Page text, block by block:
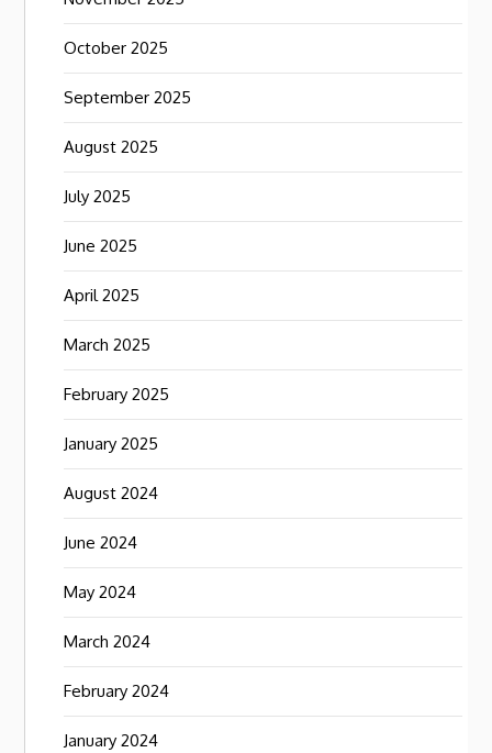
October 2025
September 2025
August 2025
July 2025
June 2025
April 2025
March 2025
February 2025
January 2025
August 2024
June 2024
May 2024
March 2024
February 2024
January 2024